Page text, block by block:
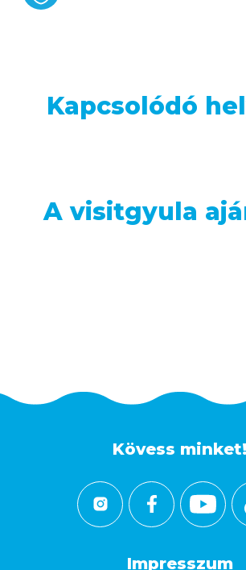
Kapcsolódó
A visitgyula
Kövess minket!
Impresszum